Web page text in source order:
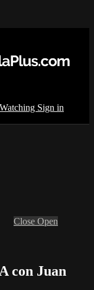
Sign in
Close Open
con Juan